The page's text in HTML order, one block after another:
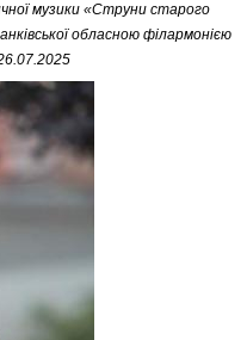
музики «Струни старого
обласною філармонією